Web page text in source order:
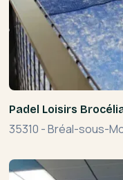
Padel Loisirs
35310 -Bréal-sous-